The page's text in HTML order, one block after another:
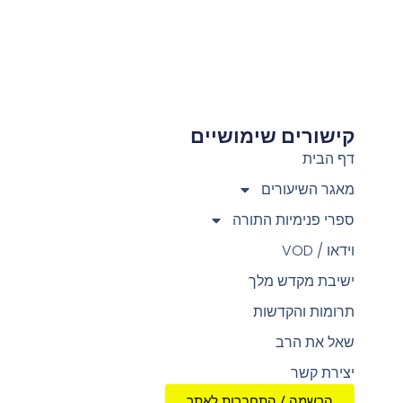
קישורים שימושיים
דף הבית
מאגר השיעורים
ספרי פנימיות התורה
וידאו / VOD
ישיבת מקדש מלך
תרומות והקדשות
שאל את הרב
יצירת קשר